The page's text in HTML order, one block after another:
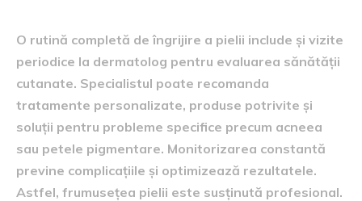
O rutină completă de îngrijire a pielii include și vizite
periodice la dermatolog pentru evaluarea sănătății
cutanate. Specialistul poate recomanda
tratamente personalizate, produse potrivite și
soluții pentru probleme specifice precum acneea
sau petele pigmentare. Monitorizarea constantă
previne complicațiile și optimizează rezultatele.
Astfel, frumusețea pielii este susținută profesional.